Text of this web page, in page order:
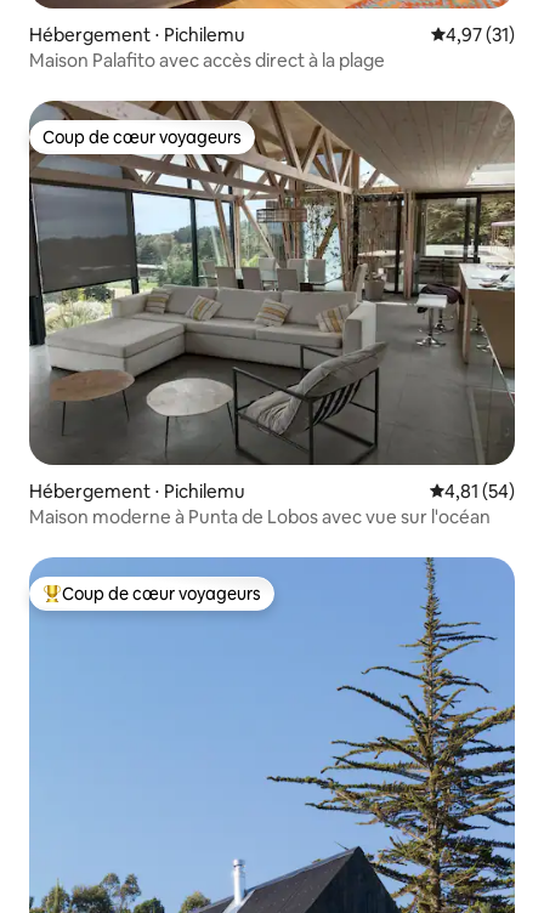
Hébergement ⋅ Pichilemu Évaluation
4,97 (31)
Maison Palafito avec accès direct à la plage
Coup de cœur voyageurs
Coup de cœur voyageurs
Hébergement ⋅ Pichilemu Évaluation
4,81 (54)
Maison moderne à Punta de Lobos avec vue sur l'océan
Coups de cœur voyageurs les plus appréciés
Coup de cœur voyageurs